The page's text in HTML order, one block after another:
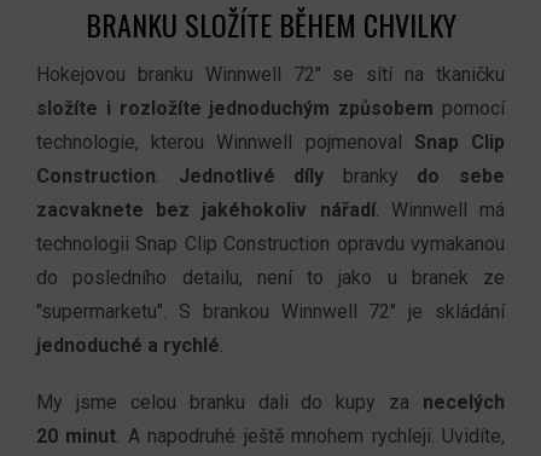
BRANKU SLOŽÍTE BĚHEM CHVILKY
Hokejovou branku Winnwell 72" se sítí na tkaničku
složíte i rozložíte jednoduchým způsobem pomocí
technologie, kterou Winnwell pojmenoval Snap Clip
Construction. Jednotlivé díly branky do sebe
zacvaknete bez jakéhokoliv nářadí. Winnwell má
technologii Snap Clip Construction opravdu vymakanou
do posledního detailu, není to jako u branek ze
"supermarketu". S brankou Winnwell 72" je skládání
jednoduché a rychlé.
My jsme celou branku dali do kupy za necelých
20 minut. Anapodruhé ještě mnohem rychleji. Uvidíte,